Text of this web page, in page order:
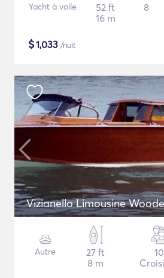
Yacht à voile
52 ft
16 m
8
$1,033 /nuit
Vizianello Limousine
Autre
27 ft
8 m
10